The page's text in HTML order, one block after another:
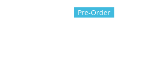
includes a 1-
warranty
Pre-Order